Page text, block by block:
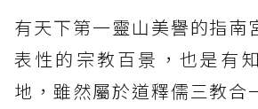
有天下第一靈山美譽的指南
表性的宗教百景，也是有
地，雖然屬於道釋儒三教合